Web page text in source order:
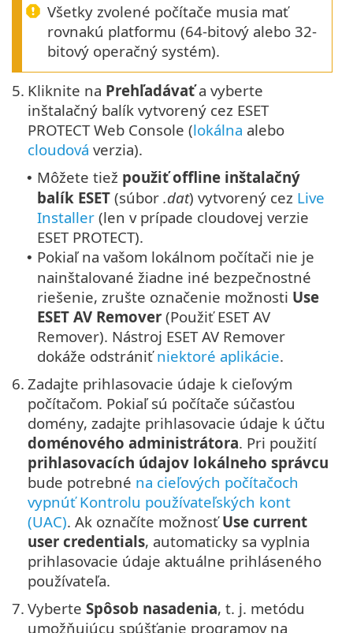
Všetky zvolené počítače musia mať
rovnakú platformu (64-bitový alebo 32-
bitový operačný systém).
5. Kliknite na Prehľadávaťa vyberte
inštalačný balík vytvorený cez ESET
PROTECT Web Console (lokálna alebo
cloudová verzia).
• Môžete tiež použiť offline inštalačný
balík ESET (súbor .dat) vytvorený cez Live
Installer (len v prípade cloudovej verzie
ESET PROTECT).
• Pokiaľ na vašom lokálnom počítači nie je
nainštalované žiadne iné bezpečnostné
riešenie, zrušte označenie možnosti Use
ESET AV Remover (Použiť ESET AV
Remover). Nástroj ESET AV Remover
dokáže odstrániťniektoré aplikácie.
6. Zadajte prihlasovacie údaje k cieľovým
počítačom. Pokiaľ sú počítače súčasťou
domény, zadajte prihlasovacie údaje k účtu
doménového administrátora. Pri použití
prihlasovacích údajov lokálneho správcu
bude potrebné na cieľových počítačoch
vypnúť Kontrolu používateľských kont
(UAC). Ak označíte možnosťUse current
user credentials, automaticky sa vyplnia
prihlasovacie údaje aktuálne prihláseného
používateľa.
7. Vyberte Spôsob nasadenia, t. j. metódu
umožňujúcu spúšťanie programov na